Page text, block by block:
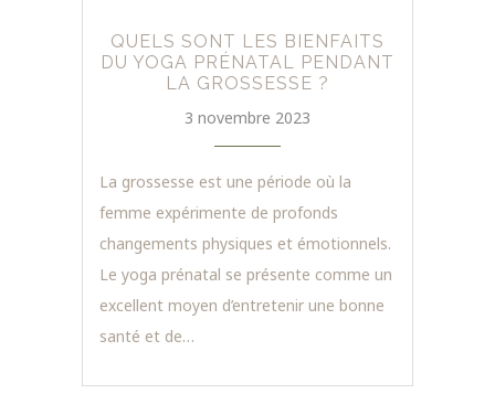
QUELS SONT LES BIENFAITS
DU YOGA PRÉNATAL PENDANT
LA GROSSESSE ?
3 novembre 2023
La grossesse est une période où la
femme expérimente de profonds
changements physiques et émotionnels.
Le yoga prénatal se présente comme un
excellent moyen d’entretenir une bonne
santé et de…